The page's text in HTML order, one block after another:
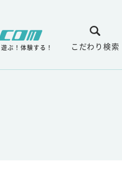
ぶ！体験する！ こだわり検索